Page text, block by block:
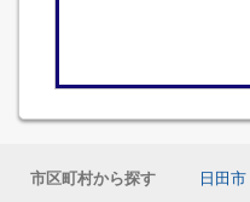
市区町村から探す
日田市